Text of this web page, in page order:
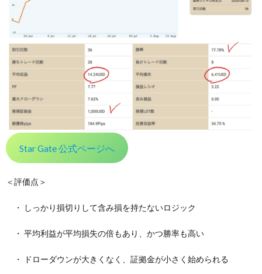
Star Gate 公式ページへ
＜評価点＞
・ しっかり損切りして含み損を持たないロジック
・ 平均利益が平均損失の倍もあり、かつ勝率も高い
・ ドローダウンが大きくなく、証拠金が小さく始められる